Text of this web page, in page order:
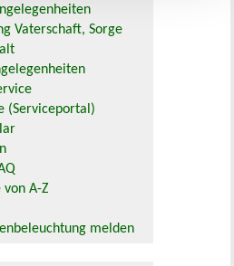
Vaterschaft, Sorge
(Serviceportal)
A-Z
melden